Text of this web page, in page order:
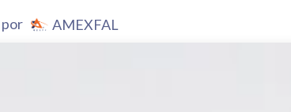
por AMEXFAL